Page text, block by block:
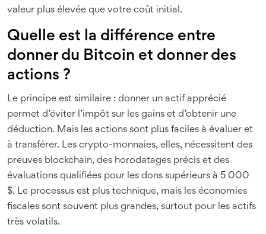
valeur plus élevée que votre coût initial.
Quelle est la différence entre
donner du Bitcoin et donner des
actions ?
Le principe est similaire : donner un actif apprécié
permet d’éviter l’impôt sur les gains et d’obtenir une
déduction. Mais les actions sont plus faciles à évaluer et
à transférer. Les crypto-monnaies, elles, nécessitent des
preuves blockchain, des horodatages précis et des
évaluations qualifiées pour les dons supérieurs à 5 000
$. Le processus est plus technique, mais les économies
fiscales sont souvent plus grandes, surtout pour les actifs
très volatils.